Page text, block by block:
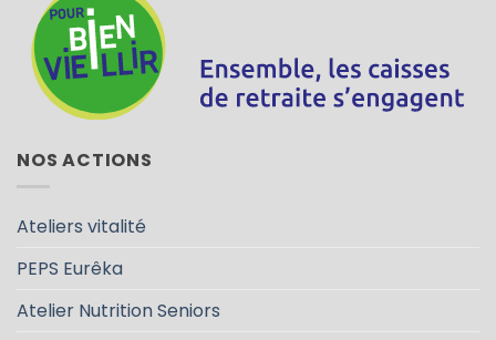
NOS ACTIONS
Ateliers vitalité
PEPS Eurêka
Atelier Nutrition Seniors